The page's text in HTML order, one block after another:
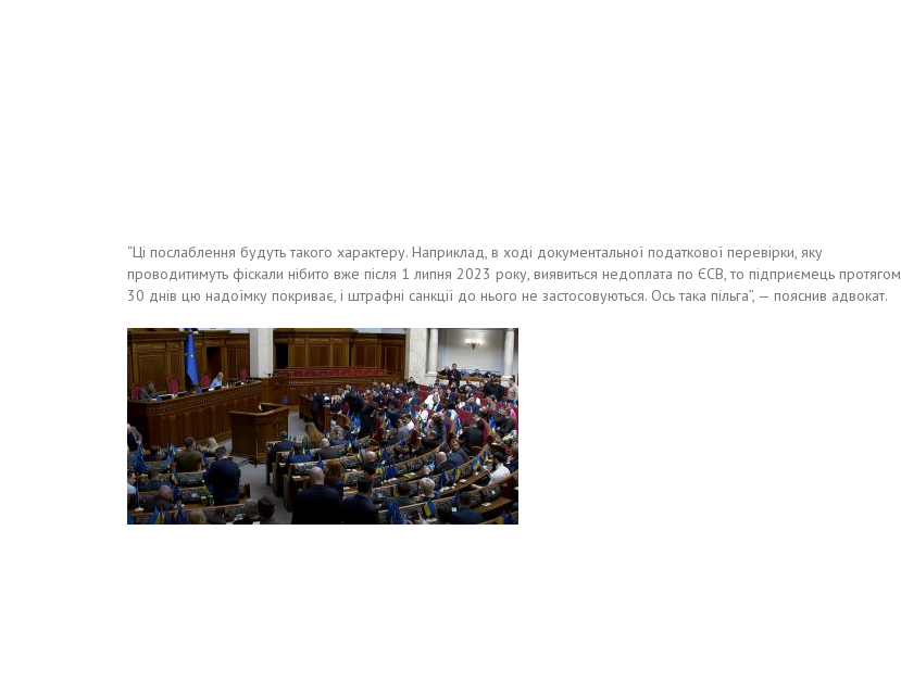
“Ці послаблення будуть такого характеру. Наприклад, в ході документальної податкової перевірки, яку
проводитимуть фіскали нібито вже після 1 липня 2023 року, виявиться недоплата по ЄСВ, то підприємець протягом
30 днів цю надоїмку покриває, і штрафні санкції до нього не застосовуються. Ось така пільга”, — пояснив адвокат.